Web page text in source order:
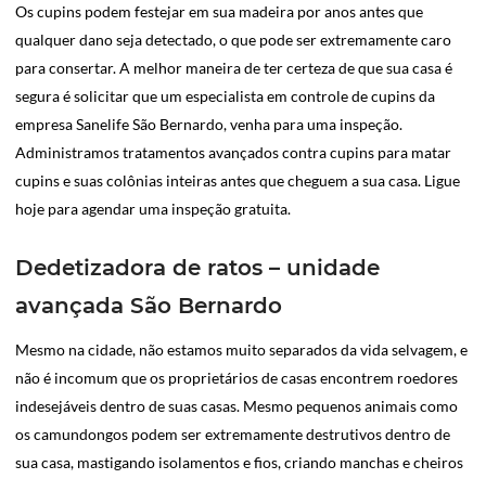
Os cupins podem festejar em sua madeira por anos antes que
qualquer dano seja detectado, o que pode ser extremamente caro
para consertar. A melhor maneira de ter certeza de que sua casa é
segura é solicitar que um especialista em controle de cupins da
empresa Sanelife São Bernardo, venha para uma inspeção.
Administramos tratamentos avançados contra cupins para matar
cupins e suas colônias inteiras antes que cheguem a sua casa. Ligue
hoje para agendar uma inspeção gratuita.
Dedetizadora de ratos – unidade
avançada São Bernardo
Mesmo na cidade, não estamos muito separados da vida selvagem, e
não é incomum que os proprietários de casas encontrem roedores
indesejáveis dentro de suas casas. Mesmo pequenos animais como
os camundongos podem ser extremamente destrutivos dentro de
sua casa, mastigando isolamentos e fios, criando manchas e cheiros